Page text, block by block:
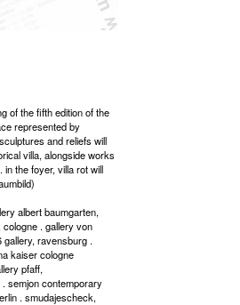
of the fifth edition of the
represented by
and reliefs will
villa, alongside works
the foyer, villa rot will
albert baumgarten,
. gallery von
ravensburg .
kaiser cologne
pfaff,
semjon contemporary
. smudajescheck,